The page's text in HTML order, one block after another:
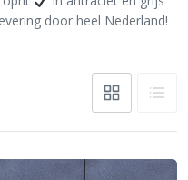
door heel Nederland!